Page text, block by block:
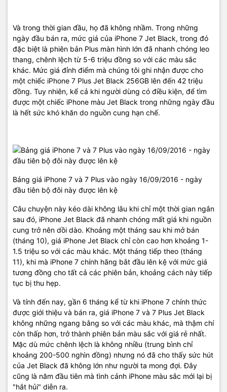
Và trong thời gian đầu, họ đã không nhầm. Trong những
ngày đầu bán ra, mức giá của iPhone 7 Jet Black, trong đó
đặc biệt là phiên bản Plus màn hình lớn đã nhanh chóng leo
thang, chênh lệch từ 5-6 triệu đồng so với các màu sắc
khác. Mức giá đỉnh điểm mà chúng tôi ghi nhận được cho
một chiếc iPhone 7 Plus Jet Black 256GB lên đến 42 triệu
đồng. Tuy nhiên, kể cả khi người dùng có điều kiện, để tìm
được một chiếc iPhone màu Jet Black trong những ngày đầu
là hết sức khó khăn do nguồn cung hạn chế.
Bảng giá iPhone 7 và 7 Plus vào ngày 16/09/2016 - ngày
đầu tiên bộ đôi này được lên kệ
Câu chuyện này kéo dài không lâu khi chỉ một thời gian ngắn
sau đó, iPhone Jet Black đã nhanh chóng mất giá khi nguồn
cung trở nên dồi dào. Khoảng một tháng sau khi mở bán
(tháng 10), giá iPhone Jet Black chỉ còn cao hơn khoảng 1-
1.5 triệu so với các màu khác. Một tháng tiếp theo (tháng
11), khi mà iPhone 7 chính hãng bắt đầu lên kệ với mức giá
tương đồng cho tất cả các phiên bản, khoảng cách này tiếp
tục bị thu hẹp.
Và tính đến nay, gần 6 tháng kể từ khi iPhone 7 chính thức
được giới thiệu và bán ra, giá iPhone 7 và 7 Plus Jet Black
không những ngang bằng so với các màu khác, mà thậm chí
còn thấp hơn, trở thành phiên bản màu sắc với giá rẻ nhất.
Mặc dù mức chênh lệch là không nhiều (trung bình chỉ
khoảng 200-500 nghìn đồng) nhưng nó đã cho thấy sức hút
của Jet Black đã không lớn như người ta mong đợi. Đây
cũng là năm đầu tiên mà tình cảnh iPhone màu sắc mới lại bị
"hắt hủi" diễn ra.